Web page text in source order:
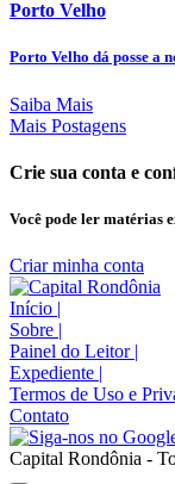
Porto Velho
Porto Velho dá posse a
Saiba Mais
Mais Postagens
Crie sua conta e
Você pode ler matérias
Criar minha conta
Início |
Sobre |
Painel do Leitor |
Expediente |
Termos de Uso e
Contato
Capital Rondônia -